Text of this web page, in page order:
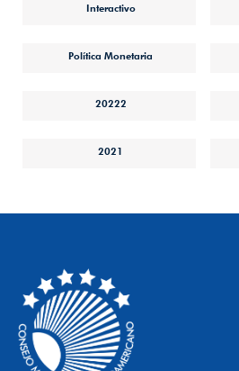
Interactivo
Política Monetaria
20222
2021